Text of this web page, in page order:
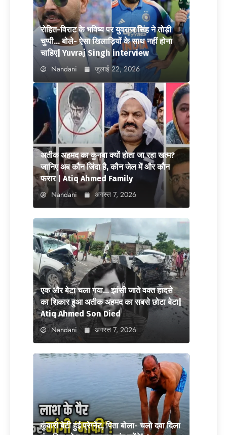
रोहित-विराट के भविष्य पर युवराज सिंह ने तोड़ी
चुप्पी… बोले- ऐसा खिलाड़ियों के साथ नहीं होना
चाहिए| Yuvraj Singh interview
Nandani जुलाई 22, 2026
अतीक अहमद का कुनबा क्यों होता जा रहा खत्म?
जानिए अब कौन जिंदा है, कौन जेल में और कौन
फरार | Atiq Ahmed Family
Nandani अगस्त 7, 2026
एक और बेटा चला गया… झांसी जाते वक्त हादसे
का शिकार हुआ अतीक अहमद का सबसे छोटा बेटा|
Atiq Ahmed Son Died
Nandani अगस्त 7, 2026
कुंवारी बेटी हुई प्रेग्नेंट, पिता बोला- चलो दवा दिला